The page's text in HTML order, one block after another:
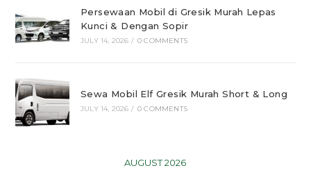
Persewaan Mobil di Gresik Murah Lepas
Kunci & Dengan Sopir
JULY 14, 2026 / 0 COMMENTS
Sewa Mobil Elf Gresik Murah Short & Long
JULY 14, 2026 / 0 COMMENTS
AUGUST 2026